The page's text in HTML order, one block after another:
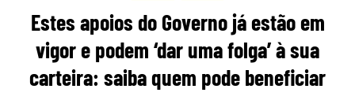
Estes apoios do Governo já estão em
vigor e podem ‘dar uma folga’ à sua
carteira: saiba quem pode beneficiar